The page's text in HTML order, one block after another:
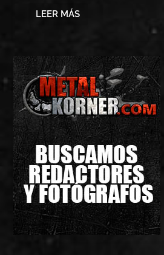
LEER MÁS